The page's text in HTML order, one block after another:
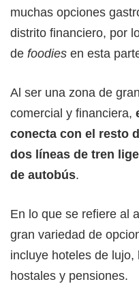
muchas opciones
distrito financiero, por
de foodies en esta
Al ser una zona de
comercial y financiera,
conecta con el resto
dos líneas de tren
de autobús.
En lo que se refiere al
gran variedad de
incluye hoteles de
hostales y pensiones.